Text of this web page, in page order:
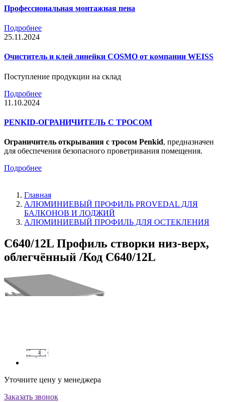
Профессиональная монтажная пена
Подробнее
25.11.2024
Очиститель и клей линейки COSMO от компании WEISS
Поступление продукции на склад
Подробнее
11.10.2024
PENKID-ОГРАНИЧИТЕЛЬ С ТРОСОМ
Ограничитель открывания с тросом Penkid, предназначен
для обеспечения безопасного проветривания помещения.
Подробнее
Главная
АЛЮМИНИЕВЫЙ ПРОФИЛЬ PROVEDAL ДЛЯ
БАЛКОНОВ И ЛОДЖИЙ
АЛЮМИНИЕВЫЙ ПРОФИЛЬ ДЛЯ ОСТЕКЛЕНИЯ
C640/12L Профиль створки низ-верх,
облегчённый /Код C640/12L
Уточните цену у менеджера
Заказать звонок